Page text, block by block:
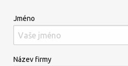
Jméno
Název firmy